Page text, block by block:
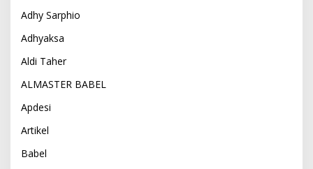
Adhy Sarphio
Adhyaksa
Aldi Taher
ALMASTER BABEL
Apdesi
Artikel
Babel